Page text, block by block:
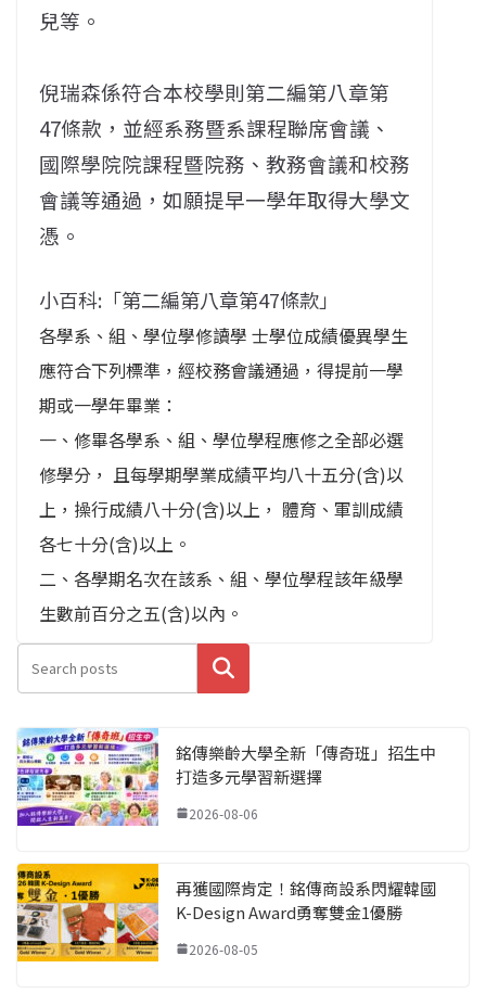
兒等。
倪瑞森係符合本校學則第二編第八章第
47條款，並經系務暨系課程聯席會議、
國際學院院課程暨院務、教務會議和校務
會議等通過，如願提早一學年取得大學文
憑。
小百科:「第二編第八章第47條款」
各學系、組、學位學修讀學 士學位成績優異學生
應符合下列標準，經校務會議通過，得提前一學
期或一學年畢業：
一、修畢各學系、組、學位學程應修之全部必選
修學分， 且每學期學業成績平均八十五分(含)以
上，操行成績八十分(含)以上， 體育、軍訓成績
各七十分(含)以上。
二、各學期名次在該系、組、學位學程該年級學
生數前百分之五(含)以內。
搜尋
銘傳樂齡大學全新「傳奇班」招生中
打造多元學習新選擇
2026-08-06
再獲國際肯定！銘傳商設系閃耀韓國
K-Design Award勇奪雙金1優勝
2026-08-05